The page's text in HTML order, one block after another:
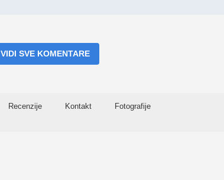
VIDI SVE KOMENTARE
Recenzije Kontakt Fotografije